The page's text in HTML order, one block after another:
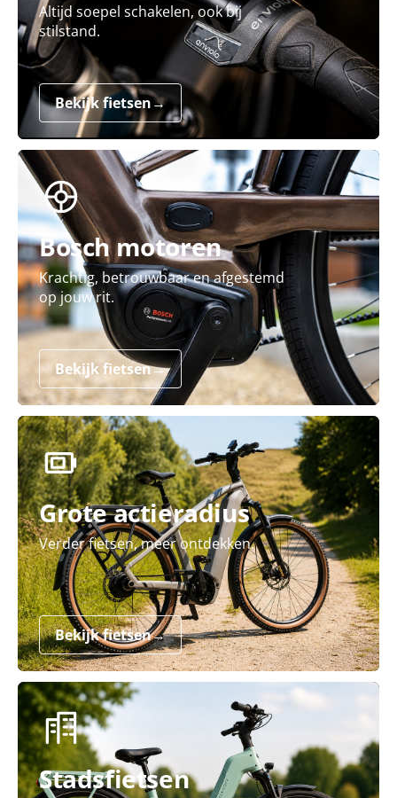
Altijd soepel schakelen, ook bij
stilstand.
Bekijk fietsen→
Bosch motoren
Krachtig, betrouwbaar en afgestemd
op jouw rit.
Bekijk fietsen→
Grote actieradius
Verder fietsen, meer ontdekken.
Bekijk fietsen→
Stadsfietsen